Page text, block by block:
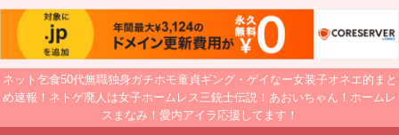
ネット乞食50代無職独身ガチホモ童貞ギング・ゲイなー女装子オネエ的まと
め速報！ネトゲ廃人は女子ホームレス三銃士伝説！あおいちゃん！ホームレ
スまなみ！愛内アイラ応援してます！